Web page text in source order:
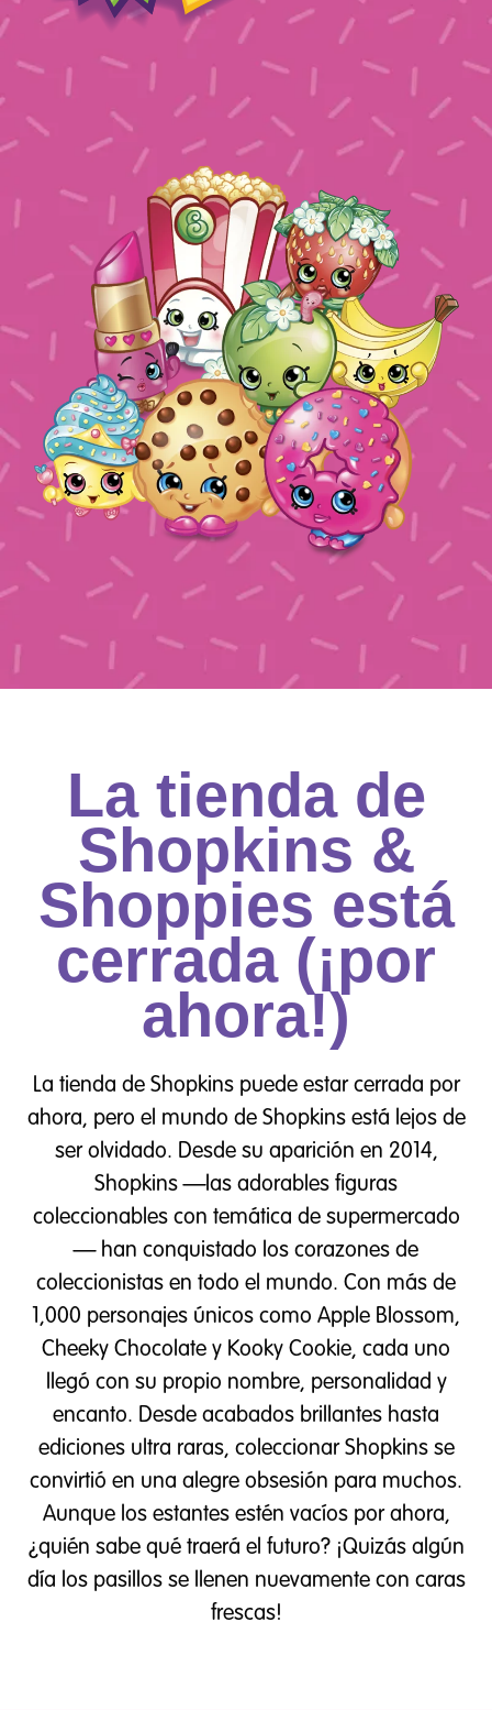
La tienda de
Shopkins &
Shoppies está
cerrada (¡por
ahora!)
La tienda de Shopkins puede estar cerrada por
ahora, pero el mundo de Shopkins está lejos de
ser olvidado. Desde su aparición en 2014,
Shopkins —las adorables figuras
coleccionables con temática de supermercado
— han conquistado los corazones de
coleccionistas en todo el mundo. Con más de
1,000 personajes únicos como Apple Blossom,
Cheeky Chocolate y Kooky Cookie, cada uno
llegó con su propio nombre, personalidad y
encanto. Desde acabados brillantes hasta
ediciones ultra raras, coleccionar Shopkins se
convirtió en una alegre obsesión para muchos.
Aunque los estantes estén vacíos por ahora,
¿quién sabe qué traerá el futuro? ¡Quizás algún
día los pasillos se llenen nuevamente con caras
frescas!